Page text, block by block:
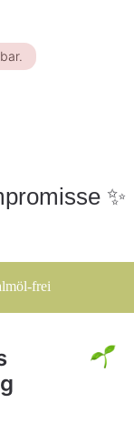
✨
frei